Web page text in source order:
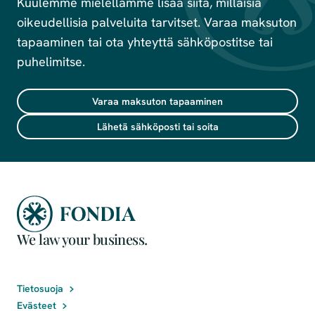
oikeudellisia palveluita tarvitset. Varaa maksuton
tapaaminen tai ota yhteyttä sähköpostitse tai
puhelimitse.
Varaa maksuton tapaaminen
Lähetä sähköposti tai soita
We law your business.
Tietosuoja
Evästeet